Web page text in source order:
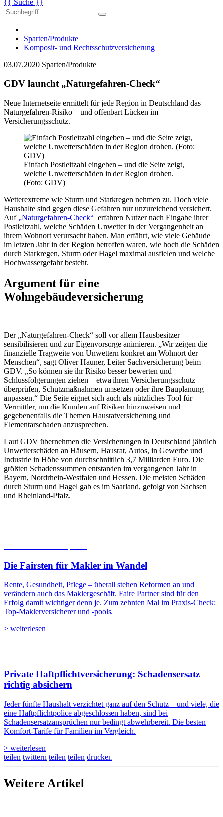
{{ Suche }}
Sparten/Produkte
Komposit- und Rechtsschutzversicherung
03.07.2020 Sparten/Produkte
GDV launcht „Naturgefahren-Check“
Neue Internetseite ermittelt für jede Region in Deutschland das
Naturgefahren-Risiko – und offenbart Lücken im
Versicherungsschutz.
Einfach Postleitzahl eingeben – und die Seite zeigt,
welche Unwetterschäden in der Region drohen.
(Foto: GDV)
Wetterextreme wie Sturm und Starkregen nehmen zu. Doch viele
Haushalte sind gegen diese Gefahren nur unzureichend versichert.
Auf „Naturgefahren-Check“ erfahren Nutzer nach Eingabe ihrer
Postleitzahl, welche Schäden Unwetter in der Vergangenheit an
ihrem Wohnort verursacht haben. Man erfährt, wie viele Gebäude
im letzten Jahr in der Region betroffen waren, wie hoch die Schäden
durch Starkregen, Sturm oder Hagel maximal ausfielen und welche
Hochwassergefahr besteht.
Argument für eine
Wohngebäudeversicherung
Der „Naturgefahren-Check“ soll vor allem Hausbesitzer
sensibilisieren und zur Eigenvorsorge animieren. „Wir zeigen die
finanzielle Tragweite von Unwettern konkret am Wohnort der
Menschen“, sagt Oliver Hauner, Leiter Sachversicherung beim
GDV. „So können sie ihr Risiko besser bewerten und
Schlussfolgerungen ziehen – etwa ihren Versicherungsschutz
überprüfen, Schutzmaßnahmen umsetzen oder ihre Bauplanung
anpassen.“ Die Seite eignet sich auch als nützliches Tool für
Vermittler, um die Kunden auf Risiken hinzuweisen und
gegebenenfalls die Themen Hausratversicherung und
Elementarschaden anzusprechen.
Laut GDV übernehmen die Versicherungen in Deutschland jährlich
Unwetterschäden an Häusern, Hausrat, Autos, in Gewerbe und
Industrie in Höhe von durchschnittlich 3,7 Milliarden Euro. Die
größten Schadenssummen entstanden im vergangenen Jahr in
Bayern, Nordrhein-Westfalen und Hessen. Die meisten Schäden
durch Sturm und Hagel gab es im Saarland, gefolgt von Sachsen
und Rheinland-Pfalz.
Die Fairsten für Makler im Wandel
Rente, Gesundheit, Pflege – überall stehen Reformen an und
verändern auch das Maklergeschäft. Faire Partner sind für den
Erfolg damit wichtiger denn je. Zum zehnten Mal im Praxis-Check:
Top-Maklerversicherer und -pools.
> weiterlesen
Private Haftpflicht­versicherung: Schadensersatz
richtig absichern
Jeder fünfte Haushalt verzichtet ganz auf den Schutz – und viele, die
eine Haftpflichtpolice abgeschlossen haben, sind bei
Schadensersatzansprüchen nur bedingt abwehrbereit. Die besten
Komfort-Tarife für Familien im Vergleich.
> weiterlesen
teilen twittern teilen teilen drucken
Weitere Artikel